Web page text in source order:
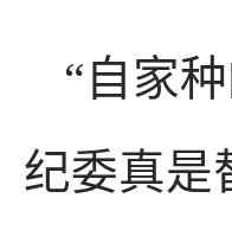
“自家
纪委真是